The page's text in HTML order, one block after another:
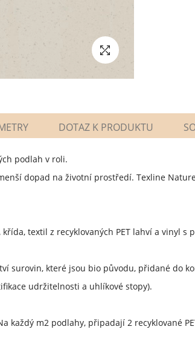
DOTAZ K PRODUKTU
podlah v roli.
dopad na životní prostředí. Texline
textil z recyklovaných PET lahví a vinyl
surovin, které jsou bio původu, přidané do
udržitelnosti a uhlíkové stopy).
každý m2 podlahy, připadají 2 recyklované